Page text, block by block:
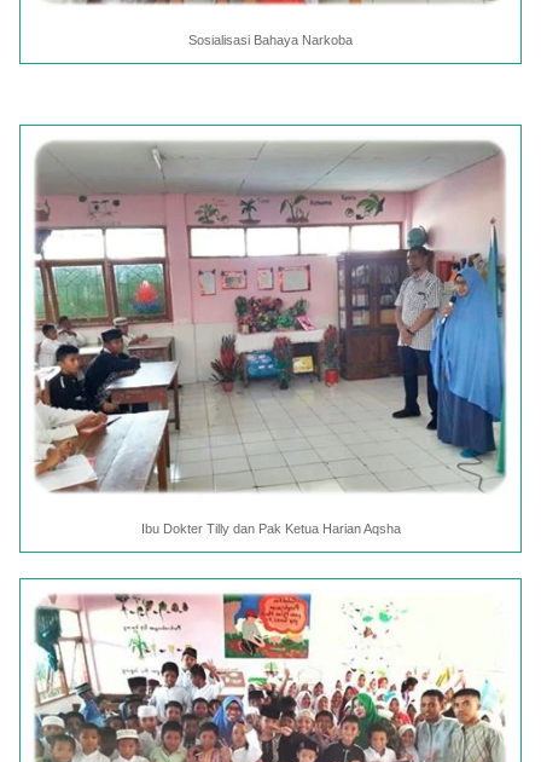
Sosialisasi Bahaya Narkoba
Ibu Dokter Tilly dan Pak Ketua Harian Aqsha